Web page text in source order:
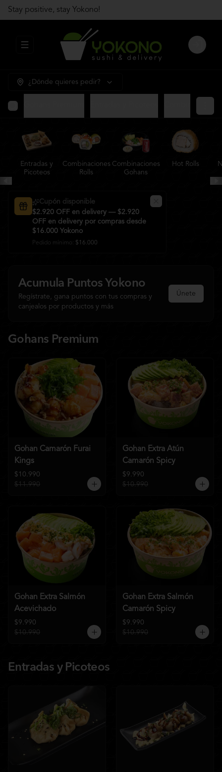
Stay positive, stay Yokono!
Abrir menu de navegación Login
¿Dónde quieres pedir?
Entradas y
Picoteos
Combinaciones
Rolls
Combinaciones
Gohans
Hot Rolls
Cupón disponible
$2.920 OFF en delivery — $2.920
OFF en delivery por compras desde
$16.000 Yokono
Pedido mínimo: $16.000
Acumula Puntos Yokono
Regístrate, gana puntos con tus compras y
canjealos por productos y más
Únete
Gohans Premium
Gohan Camarón Furai
Kings
$10.990
$11.990
Gohan Extra Atún
Camarón Spicy
$9.990
$10.990
Gohan Extra Salmón
Acevichado
$9.990
$10.990
Gohan Extra Salmón
Camarón Spicy
$9.990
$10.990
Entradas y Picoteos